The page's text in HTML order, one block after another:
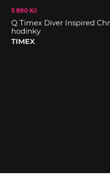
5 890 Kč
Q Timex Diver Inspired
hodinky
TIMEX